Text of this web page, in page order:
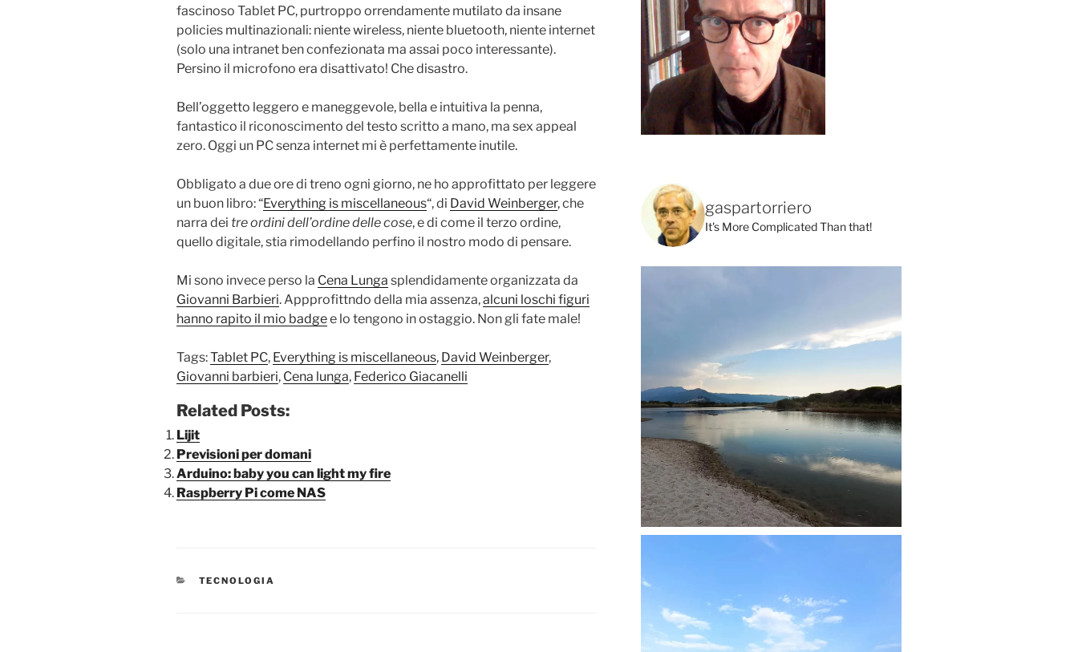
fascinoso Tablet PC, purtroppo orrendamente mutilato da insane
policies multinazionali: niente wireless, niente bluetooth, niente internet
(solo una intranet ben confezionata ma assai poco interessante).
Persino il microfono era disattivato! Che disastro.
Bell’oggetto leggero e maneggevole, bella e intuitiva la penna,
fantastico il riconoscimento del testo scritto a mano, ma sex appeal
zero. Oggi un PC senza internet mi è perfettamente inutile.
Obbligato a due ore di treno ogni giorno, ne ho approfittato per leggere
un buon libro: “Everything is miscellaneous“, di David Weinberger, che
narra dei tre ordini dell’ordine delle cose, e di come il terzo ordine,
quello digitale, stia rimodellando perfino il nostro modo di pensare.
Mi sono invece perso la Cena Lunga splendidamente organizzata da
Giovanni Barbieri. Appprofittndo della mia assenza,alcuni loschi figuri
hanno rapito il mio badgee lo tengono in ostaggio. Non gli fate male!
Tags:Tablet PC, Everything is miscellaneous, David Weinberger,
Giovanni barbieri, Cena lunga, Federico Giacanelli
Related Posts:
Lijit
Previsioni per domani
Arduino: baby you can light my fire
Raspberry Pi come NAS
CATEGORIE
TECNOLOGIA
gaspartorriero
It's More Complicated Than that!